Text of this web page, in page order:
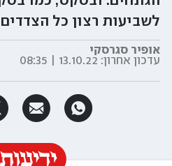
לשביעות רצון כל הצדדים
אופיר סגרסקי
עדכון אחרון: 13.10.22 | 08:35